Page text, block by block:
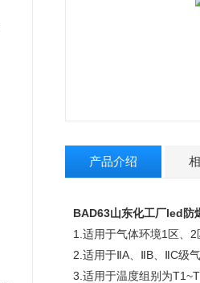
产品介绍
BAD63山东化工厂led防
1.适用于气体环境1区、
2.适用于ⅡA、ⅡB、ⅡC级
3.适用于温度组别为